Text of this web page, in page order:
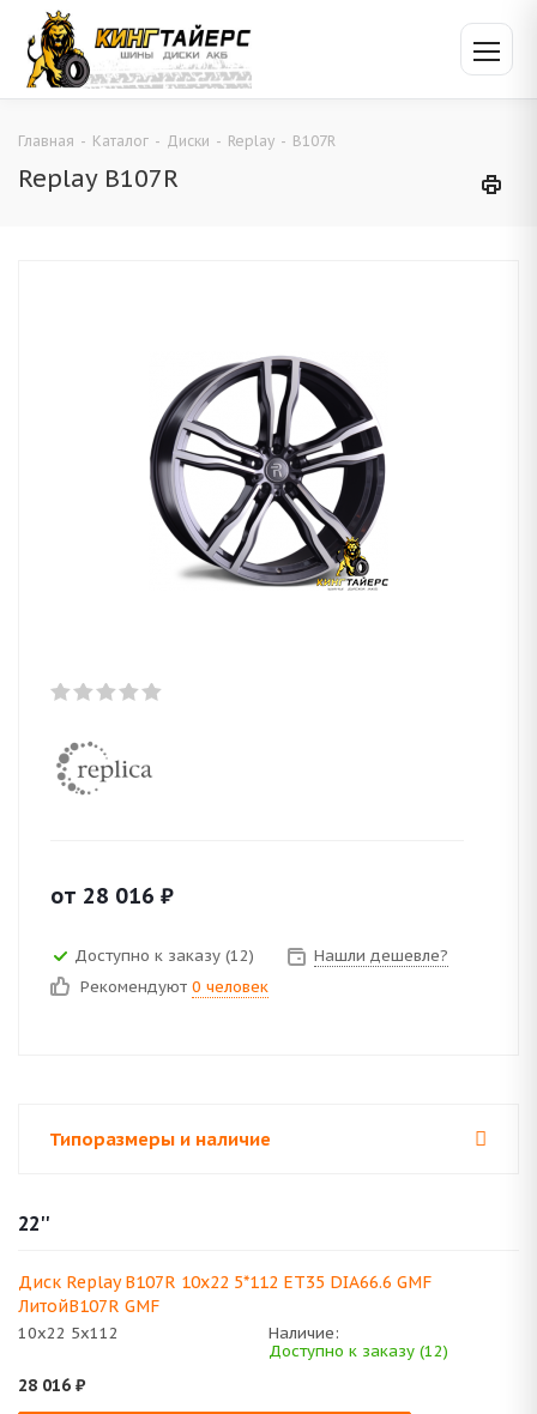
Главная - Каталог - Диски - Replay - B107R
Replay B107R
от 28 016 ₽
Доступно к заказу (12)
Нашли дешевле?
Рекомендуют 0 человек
Типоразмеры и наличие
22''
Диск Replay B107R 10x22 5*112 ET35 DIA66.6 GMF
ЛитойB107R GMF
10x22 5x112
Наличие:
Доступно к заказу (12)
28 016 ₽